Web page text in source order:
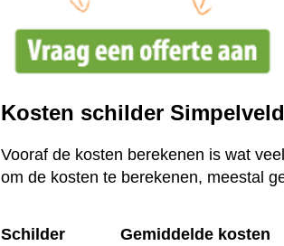
Kosten schilder Simpelveld
Vooraf de kosten berekenen is wat
om de kosten te berekenen, meestal
Schilder
Gemiddelde kosten